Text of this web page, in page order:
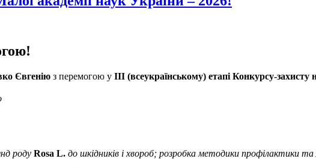
Євгенію з перемогою у ІІІ (всеукраїнському) етапі Конкурсу-
роду Rosa L. до шкідників і хвороб; розробка методики профілактики та